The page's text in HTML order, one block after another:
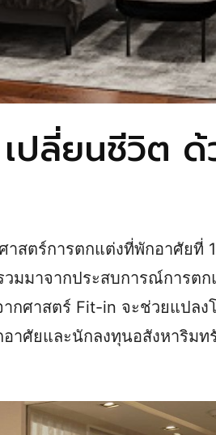
ปลี่ยนชีวิต
สตร์การตกแต่งที่พักอาศัยที่
มมาจากประสบการณ์การต
กศาสตร์ Fit-in จะช่วยแปลง
าศัยและนักลงทุนอสังหาริม